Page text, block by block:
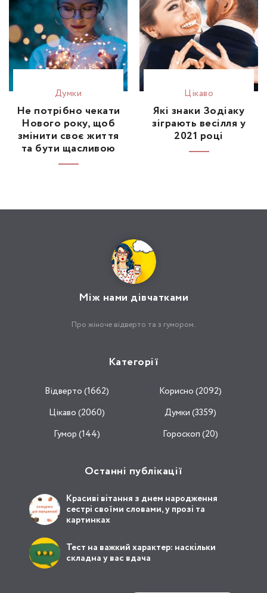
Думки
Не потрібно чекати
Нового року, щоб
змінити своє життя
та бути щасливою
Цікаво
Які знаки Зодіаку
зіграють весілля у
2021 році
Між нами дівчатками
Про жіноче відверто та з гумором.
Категорії
Відвертo (1662)
Корисно (2092)
Цікаво (2060)
Думки (3359)
Гумор (144)
Гороскоп (20)
Останні публікації
Красиві вітання з днем народження
сестрі своїми словами, у прозі та
картинках
Тест на важкий характер: наскільки
складна у вас вдача